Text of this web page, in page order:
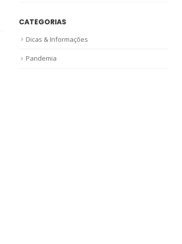
CATEGORIAS
Dicas & Informações
Pandemia